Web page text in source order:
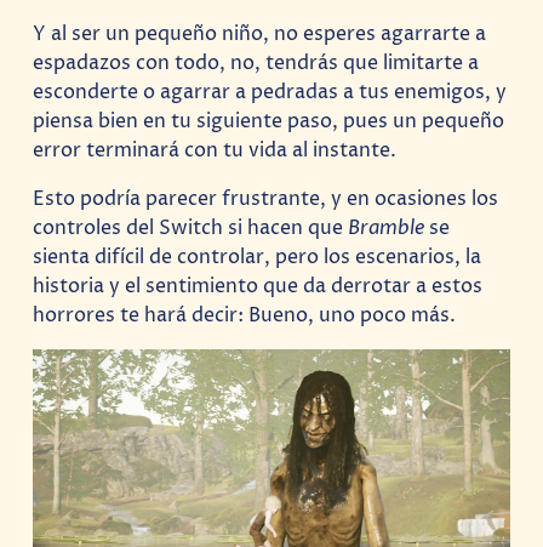
Y al ser un pequeño niño, no esperes agarrarte a
espadazos con todo, no, tendrás que limitarte a
esconderte o agarrar a pedradas a tus enemigos, y
piensa bien en tu siguiente paso, pues un pequeño
error terminará con tu vida al instante.
Esto podría parecer frustrante, y en ocasiones los
controles del Switch si hacen que Bramble se
sienta difícil de controlar, pero los escenarios, la
historia y el sentimiento que da derrotar a estos
horrores te hará decir: Bueno, uno poco más.